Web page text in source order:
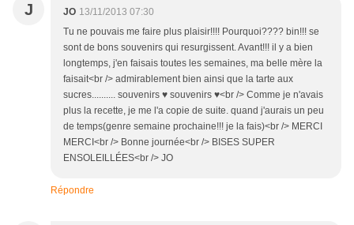
J JO 13/11/2013 07:30
Tu ne pouvais me faire plus plaisir!!!! Pourquoi???? bin!!! se
sont de bons souvenirs qui resurgissent. Avant!!! il y a bien
longtemps, j'en faisais toutes les semaines, ma belle mère la
faisait<br /> admirablement bien ainsi que la tarte aux
sucres.......... souvenirs ♥ souvenirs ♥<br /> Comme je n'avais
plus la recette, je me l'a copie de suite. quand j'aurais un peu
de temps(genre semaine prochaine!!! je la fais)<br /> MERCI
MERCI<br /> Bonne journée<br /> BISES SUPER
ENSOLEILLÉES<br /> JO
Répondre